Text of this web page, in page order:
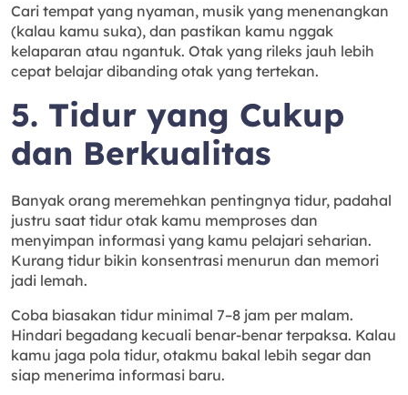
Cari tempat yang nyaman, musik yang menenangkan
(kalau kamu suka), dan pastikan kamu nggak
kelaparan atau ngantuk. Otak yang rileks jauh lebih
cepat belajar dibanding otak yang tertekan.
5. Tidur yang Cukup
dan Berkualitas
Banyak orang meremehkan pentingnya tidur, padahal
justru saat tidur otak kamu memproses dan
menyimpan informasi yang kamu pelajari seharian.
Kurang tidur bikin konsentrasi menurun dan memori
jadi lemah.
Coba biasakan tidur minimal 7–8 jam per malam.
Hindari begadang kecuali benar-benar terpaksa. Kalau
kamu jaga pola tidur, otakmu bakal lebih segar dan
siap menerima informasi baru.